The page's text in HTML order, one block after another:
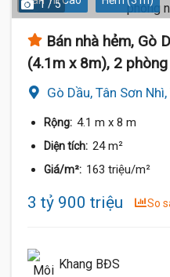
1 / 5
Bán nhà hẻm, Gò
(4.1m x 8m), 2
Gò Dầu, Tân Sơn
Rộng: 4.1 m x 8 m
Diện tích: 24 m²
Giá/m²: 163 triệu/m²
3 tỷ 900 triệu So
Khang BĐS